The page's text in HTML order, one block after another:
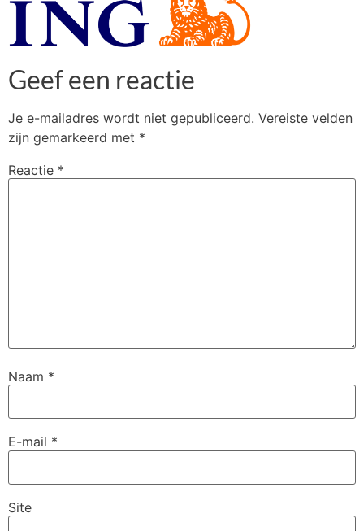
Geef een reactie
Je e-mailadres wordt niet gepubliceerd. Vereiste velden
zijn gemarkeerd met *
Reactie *
Naam *
E-mail *
Site